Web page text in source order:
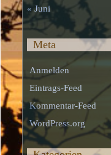
« Juni
Meta
Anmelden
Eintrags-Feed
Kommentar-Feed
WordPress.org